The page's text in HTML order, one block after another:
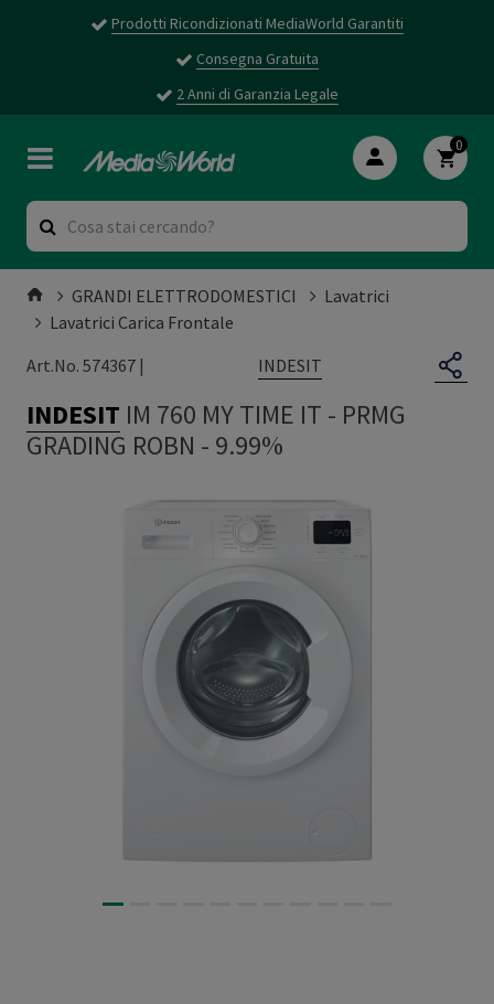
Prodotti Ricondizionati MediaWorld Garantiti
Consegna Gratuita
2 Anni di Garanzia Legale
0
GRANDI ELETTRODOMESTICI
Lavatrici
Lavatrici Carica Frontale
Art.No. 574367 |
INDESIT
INDESIT IM 760 MY TIME IT - PRMG
GRADING ROBN - 9.99%